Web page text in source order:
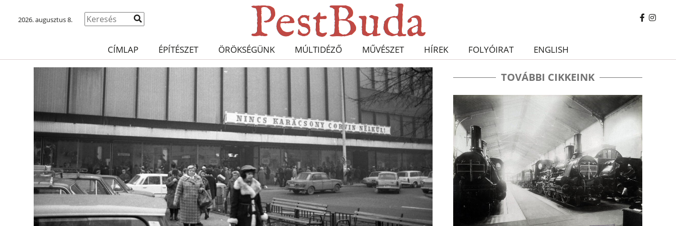
2026. augusztus 8.
CÍMLAP ÉPÍTÉSZET ÖRÖKSÉGÜNK MÚLTIDÉZŐ MŰVÉSZET HÍREK FOLYÓIRAT ENGLISH
TOVÁBBI CIKKEINK